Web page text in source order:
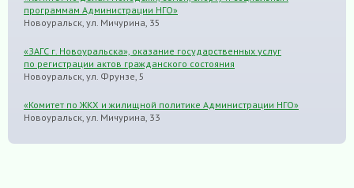
программам Администрации НГО»
Новоуральск, ул. Мичурина, 35
«ЗАГС г. Новоуральска», оказание государственных услуг
по регистрации актов гражданского состояния
Новоуральск, ул. Фрунзе, 5
«Комитет по ЖКХ и жилищной политике Администрации НГО»
Новоуральск, ул. Мичурина, 33